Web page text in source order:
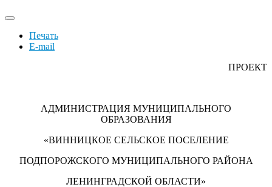
Печать
E-mail
ПРОЕКТ
АДМИНИСТРАЦИЯ МУНИЦИПАЛЬНОГО
ОБРАЗОВАНИЯ
«ВИННИЦКОЕ СЕЛЬСКОЕ ПОСЕЛЕНИЕ
ПОДПОРОЖСКОГО МУНИЦИПАЛЬНОГО РАЙОНА
ЛЕНИНГРАДСКОЙ ОБЛАСТИ»